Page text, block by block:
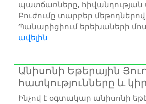
պատճառները, հիվանդության
Բուժումը տարբեր մեթոդներով;
Պանարիցիում երեխաների
ավելին
Անիսոնի Եթերային
հատկությունները և
Ինչով է օգտակար անիսոնի